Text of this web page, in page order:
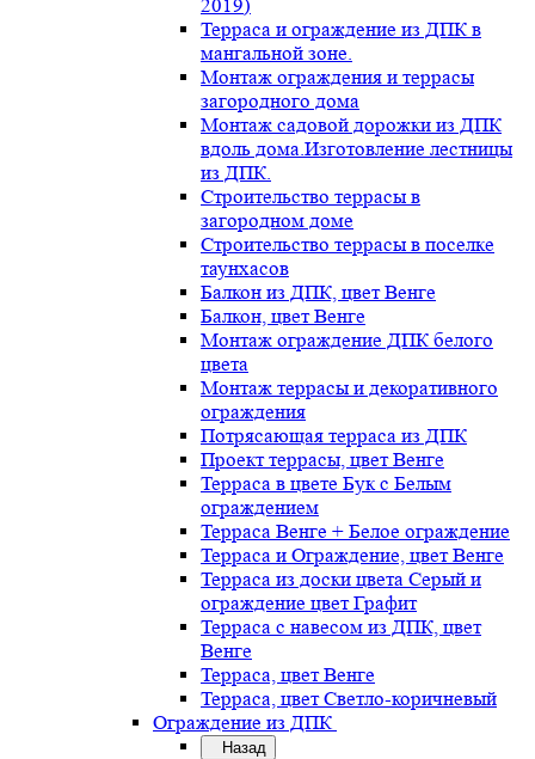
2019)
Терраса и ограждение из ДПК в
мангальной зоне.
Монтаж ограждения и террасы
загородного дома
Монтаж садовой дорожки из ДПК
вдоль дома.Изготовление лестницы
из ДПК.
Строительство террасы в
загородном доме
Строительство террасы в поселке
таунхасов
Балкон из ДПК, цвет Венге
Балкон, цвет Венге
Монтаж ограждение ДПК белого
цвета
Монтаж террасы и декоративного
ограждения
Потрясающая терраса из ДПК
Проект террасы, цвет Венге
Терраса в цвете Бук с Белым
ограждением
Терраса Венге + Белое ограждение
Терраса и Ограждение, цвет Венге
Терраса из доски цвета Серый и
ограждение цвет Графит
Терраса с навесом из ДПК, цвет
Венге
Терраса, цвет Венге
Терраса, цвет Светло-коричневый
Ограждение из ДПК
Назад